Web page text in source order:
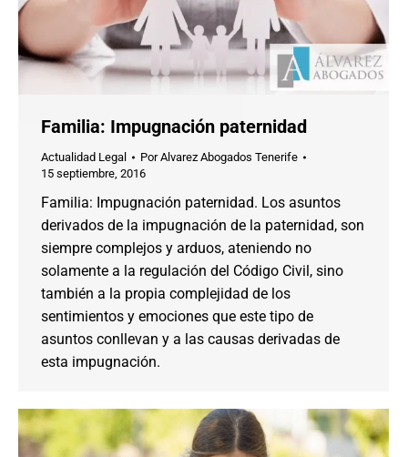
Familia: Impugnación paternidad
Actualidad Legal PorAlvarez Abogados Tenerife
15 septiembre, 2016
Familia: Impugnación paternidad. Los asuntos
derivados de la impugnación de la paternidad, son
siempre complejos y arduos, ateniendo no
solamente a la regulación del Código Civil, sino
también a la propia complejidad de los
sentimientos y emociones que este tipo de
asuntos conllevan y a las causas derivadas de
esta impugnación.